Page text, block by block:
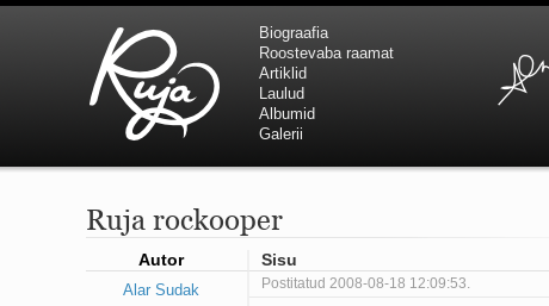
Biograafia
Roostevaba raamat
Artiklid
Laulud
Albumid
Galerii
Ruja rockooper
Autor Sisu
Alar Sudak Postitatud 2008-08-18 12:09:53.